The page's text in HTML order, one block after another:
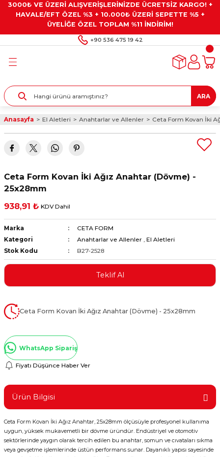
3000₺ VE ÜZERİ ALIŞVERİŞLERİNİZDE ÜCRETSİZ KARGO! +
HAVALE/EFT ÖZEL %3 + 10.000₺ ÜZERİ SEPETTE %5 +
ÜYELİĞE ÖZEL TOPLAM %11 İNDİRİM!
+90 536 475 19 42
Geri Dön
Kaplamalar
Geri Dön
Geri Dön
Gresler
Geri Dön
Alet Setleri
ve Multimetreler
ve Penseler
Geri Dön
Taşları ve
ARA
Anasayfa El Aletleri Anahtarlar ve Allenler Ceta Form Kovan İki
Ceta Form Kovan İki Ağız Anahtar (Dövme) -
25x28mm
938,91 ₺ KDV Dahil
Marka
CETA FORM
Kategori
Anahtarlar ve Allenler , El Aletleri
Stok Kodu
B27-2528
Teklif Al
Ceta Form Kovan İki Ağız Anahtar (Dövme) - 25x28mm
WhatsApp Sipariş
Fiyatı Düşünce Haber Ver
Ürün Bilgisi
Ceta Form Kovan İki Ağız Anahtar, 25x28mm ölçüsüyle profesyonel kullanıma
uygun, yüksek mukavemetli bir dövme üründür. Endüstriyel ve otomotiv
sektörlerinde yaygın olarak tercih edilen bu anahtar, somun ve cıvataları sıkma
veya gevşetme işlemlerinde üstün performans sunar. Dayanıklı yapısı sayesinde